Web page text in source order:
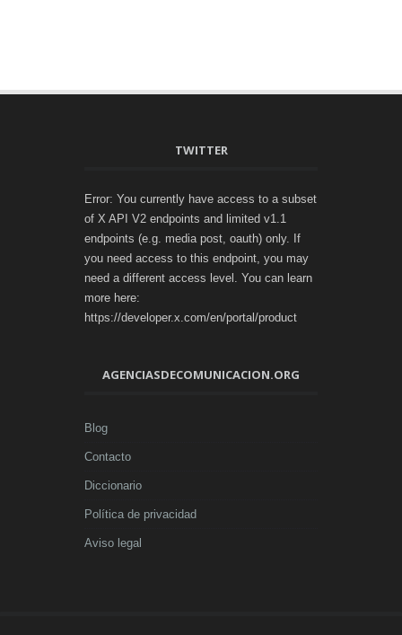
TWITTER
Error: You currently have access to a subset
of X API V2 endpoints and limited v1.1
endpoints (e.g. media post, oauth) only. If
you need access to this endpoint, you may
need a different access level. You can learn
more here:
https://developer.x.com/en/portal/product
AGENCIASDECOMUNICACION.ORG
Blog
Contacto
Diccionario
Política de privacidad
Aviso legal